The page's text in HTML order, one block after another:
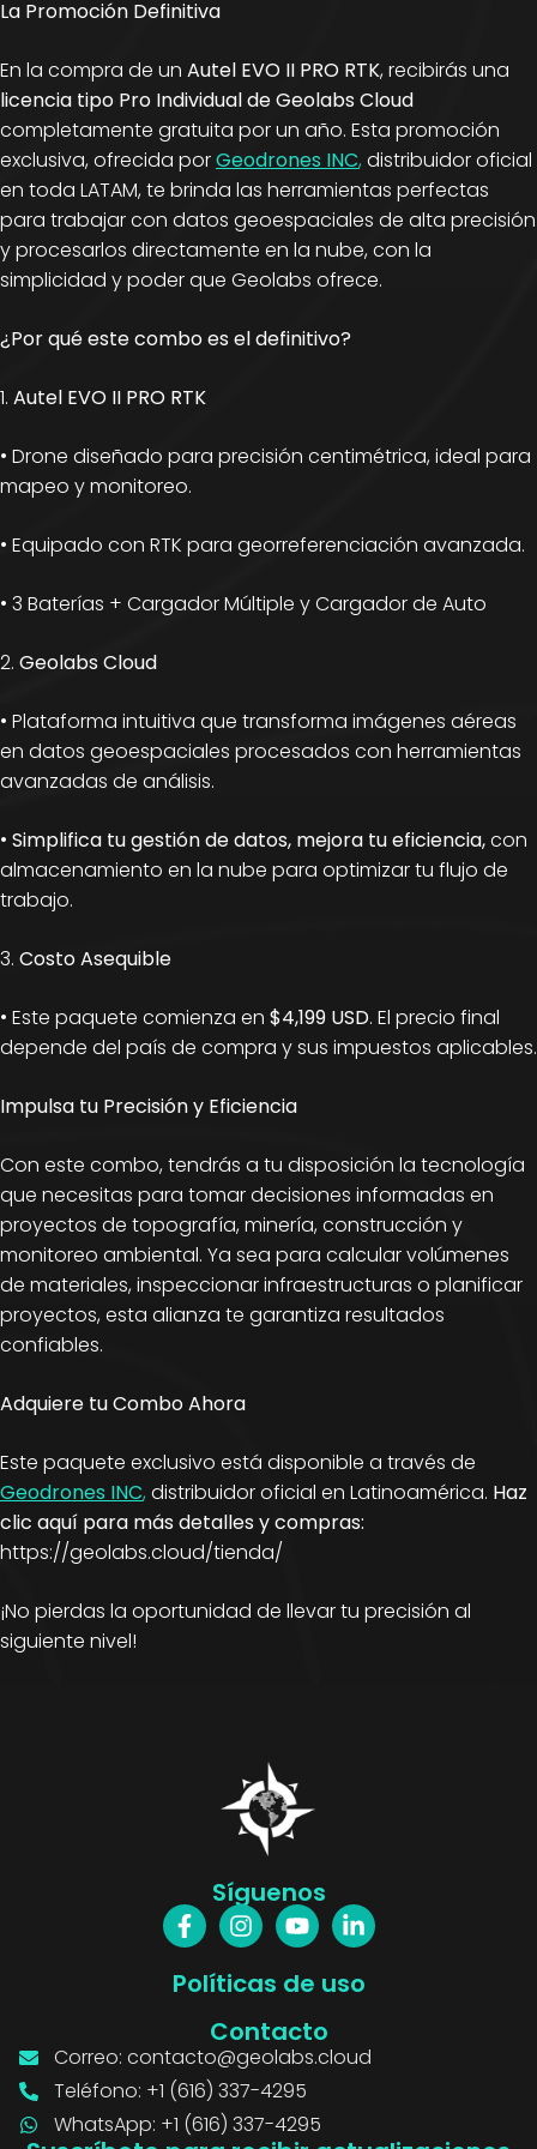
La Promoción Definitiva
En la compra de un Autel EVO II PRO RTK, recibirás una
licencia tipo Pro Individual de Geolabs Cloud
completamente gratuita por un año. Esta promoción
exclusiva, ofrecida porGeodrones INC, distribuidor oficial
en toda LATAM, te brinda las herramientas perfectas
para trabajar con datos geoespaciales de alta precisión
y procesarlos directamente en la nube, con la
simplicidad y poder que Geolabs ofrece.
¿Por qué este combo es el definitivo?
1. Autel EVO II PRO RTK
• Drone diseñado para precisión centimétrica, ideal para
mapeo y monitoreo.
• Equipado con RTK para georreferenciación avanzada.
• 3 Baterías + Cargador Múltiple y Cargador de Auto
2. Geolabs Cloud
• Plataforma intuitiva que transforma imágenes aéreas
en datos geoespaciales procesados con herramientas
avanzadas de análisis.
• Simplifica tu gestión de datos, mejora tu eficiencia,con
almacenamiento en la nube para optimizar tu flujo de
trabajo.
3. Costo Asequible
• Este paquete comienza en $4,199 USD. El precio final
depende del país de compra y sus impuestos aplicables.
Impulsa tu Precisión y Eficiencia
Con este combo, tendrás a tu disposición la tecnología
que necesitas para tomar decisiones informadas en
proyectos de topografía, minería, construcción y
monitoreo ambiental. Ya sea para calcular volúmenes
de materiales, inspeccionar infraestructuras o planificar
proyectos, esta alianza te garantiza resultados
confiables.
Adquiere tu Combo Ahora
Este paquete exclusivo está disponible a través de
Geodrones INC, distribuidor oficial en Latinoamérica. Haz
clic aquí para más detalles y compras:
https://geolabs.cloud/tienda/
¡No pierdas la oportunidad de llevar tu precisión al
siguiente nivel!
Síguenos
Políticas de uso
Contacto
Correo: contacto@geolabs.cloud
Teléfono: +1 (616) 337-4295
WhatsApp: +1 (616) 337-4295